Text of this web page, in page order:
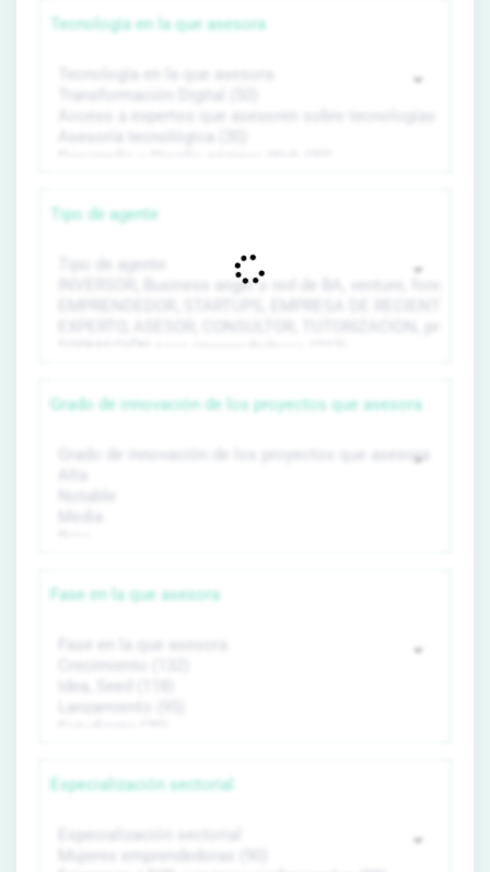
Tecnología en la que asesora
Tipo de agente
Grado de innovación de los proyectos que asesora
Fase en la que asesora
Especialización sectorial